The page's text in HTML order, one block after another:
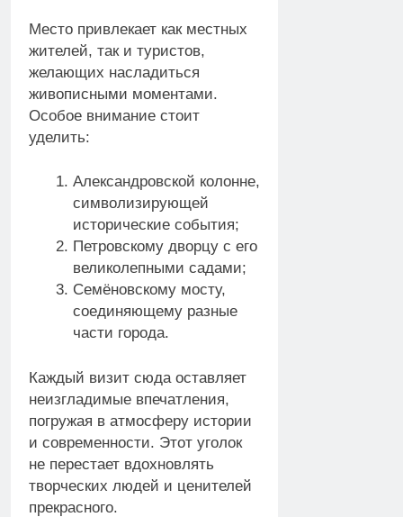
Место привлекает как местных
жителей, так и туристов,
желающих насладиться
живописными моментами.
Особое внимание стоит
уделить:
Александровской колонне,
символизирующей
исторические события;
Петровскому дворцу с его
великолепными садами;
Семёновскому мосту,
соединяющему разные
части города.
Каждый визит сюда оставляет
неизгладимые впечатления,
погружая в атмосферу истории
и современности. Этот уголок
не перестает вдохновлять
творческих людей и ценителей
прекрасного.